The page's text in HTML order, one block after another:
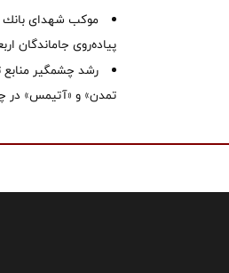
موكب شهدای
پیاده‌روی جاماندگان
رشد چشمگیر
تمدن» و «آتیمس» در